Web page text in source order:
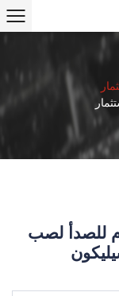
للصدأ لصب